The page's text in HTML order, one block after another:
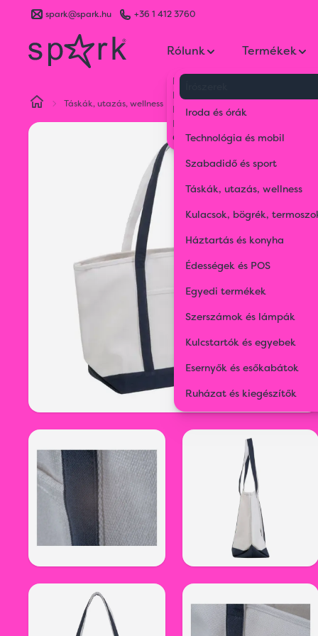
spark@spark.hu +36 1 412 3760
Rólunk
Kik vagyunk
Kapcsolat
Blog
Karrier
Gyakran Ismételt Kérdések
Termékek
Iroda és órák
Technológia és mobil
Szabadidő és sport
Táskák, utazás, wellness
Kulacsok, bögrék,
Háztartás és konyha
Édességek és POS
Egyedi termékek
Szerszámok és lámpák
Kulcstartók és egyebek
Esernyők és esőkabátok
Ruházat és kiegészítők
Táskák, utazás, wellness